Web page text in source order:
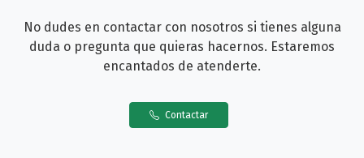
No dudes en contactar con nosotros si tienes alguna
duda o pregunta que quieras hacernos. Estaremos
encantados de atenderte.
Contactar